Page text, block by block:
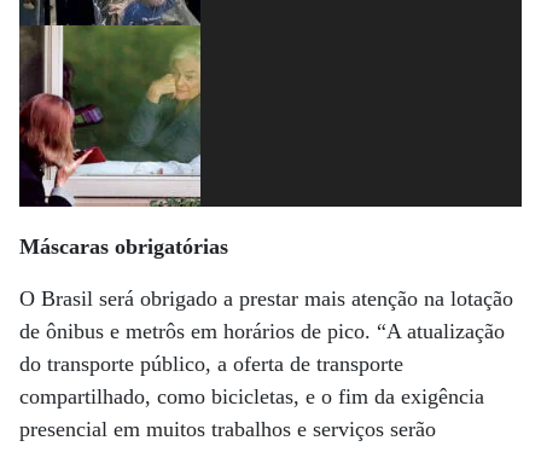
Máscaras obrigatórias
O Brasil será obrigado a prestar mais atenção na lotação
de ônibus e metrôs em horários de pico. “A atualização
do transporte público, a oferta de transporte
compartilhado, como bicicletas, e o fim da exigência
presencial em muitos trabalhos e serviços serão